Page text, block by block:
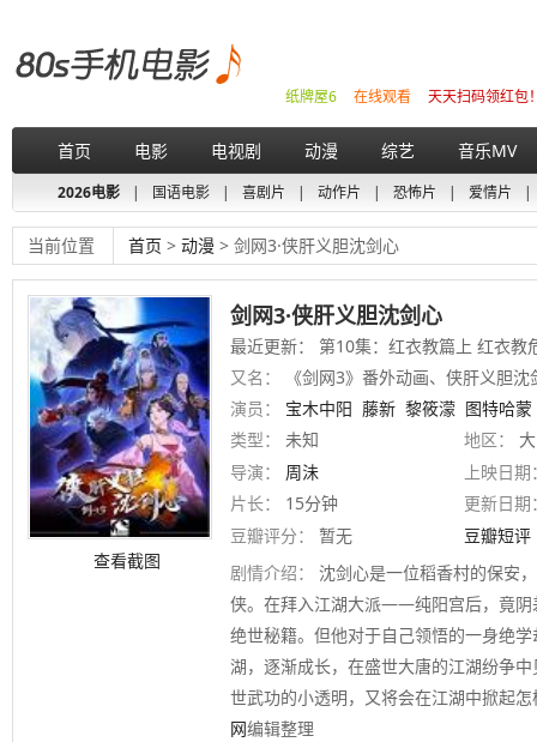
天天扫码领红包
在线观看
纸牌屋6
首页 电影 电视剧 动漫 综艺 音乐MV
2026电影 | 国语电影 | 喜剧片 | 动作片 | 恐怖片 | 爱情片 |
当前位置 首页 > 动漫 > 剑网3·侠肝义胆沈剑心
查看截图
剑网3·侠肝义胆沈剑心
最近更新： 第10集：红衣教篇上 红衣教
又名：
《剑网3》番外动画、侠肝义胆
演员：
宝木中阳 藤新 黎筱濛 图特哈蒙
类型：
未知 地区：
导演：
周沬
上映日期
片长：
15分钟
更新日期
豆瓣评分：
暂无
豆瓣短评
剧情介绍：
沈剑心是一位稻香村的保安
侠。在拜入江湖大派——纯阳宫后，竟阴
绝世秘籍。但他对于自己领悟的一身绝
湖，逐渐成长，在盛世大唐的江湖纷争
世武功的小透明，又将会在江湖中掀起
网编辑整理